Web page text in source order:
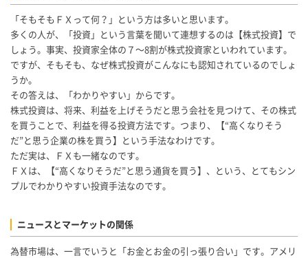
「そもそもＦＸって何？」という方は多いと思います。
多くの人が、「投資」という言葉を聞いて連想するのは【株式投資】で
しょう。事実、投資家全体の７～8割が株式投資家といわれています。
ですが、そもそも、なぜ株式投資がこんなにも認知されているのでしょ
うか。
その答えは、「わかりやすい」からです。
株式投資は、将来、利益を上げそうだと思う会社を見つけて、その株式
を買うことで、利益を得る投資方法です。つまり、【“高くなりそう
だ”と思う企業の株を買う】という手法なわけです。
ただ実は、ＦＸも一緒なのです。
ＦＸは、【“高くなりそうだ”と思う通貨を買う】、という、とてもシン
プルでわかりやすい投資手法なのです。
ニュースとマーケットの関係
為替市場は、一言でいうと「お金とお金の引っ張り合い」です。アメリ